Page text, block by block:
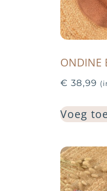
ONDINE
€ 38,99
Voeg